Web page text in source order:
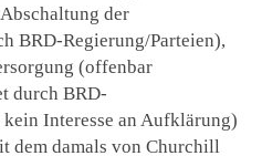
der
BRD-Regierung/Parteien),
(offenbar
durch BRD-
Interesse an Aufklärung)
dem damals von Churchill